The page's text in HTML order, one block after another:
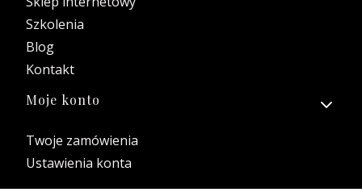
Szkolenia
Blog
Kontakt
Moje konto
Twoje zamówienia
Ustawienia konta